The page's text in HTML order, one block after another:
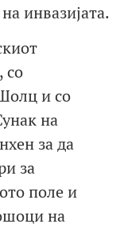
инвазијата.
со
и со
на
за да
за
поле и
на